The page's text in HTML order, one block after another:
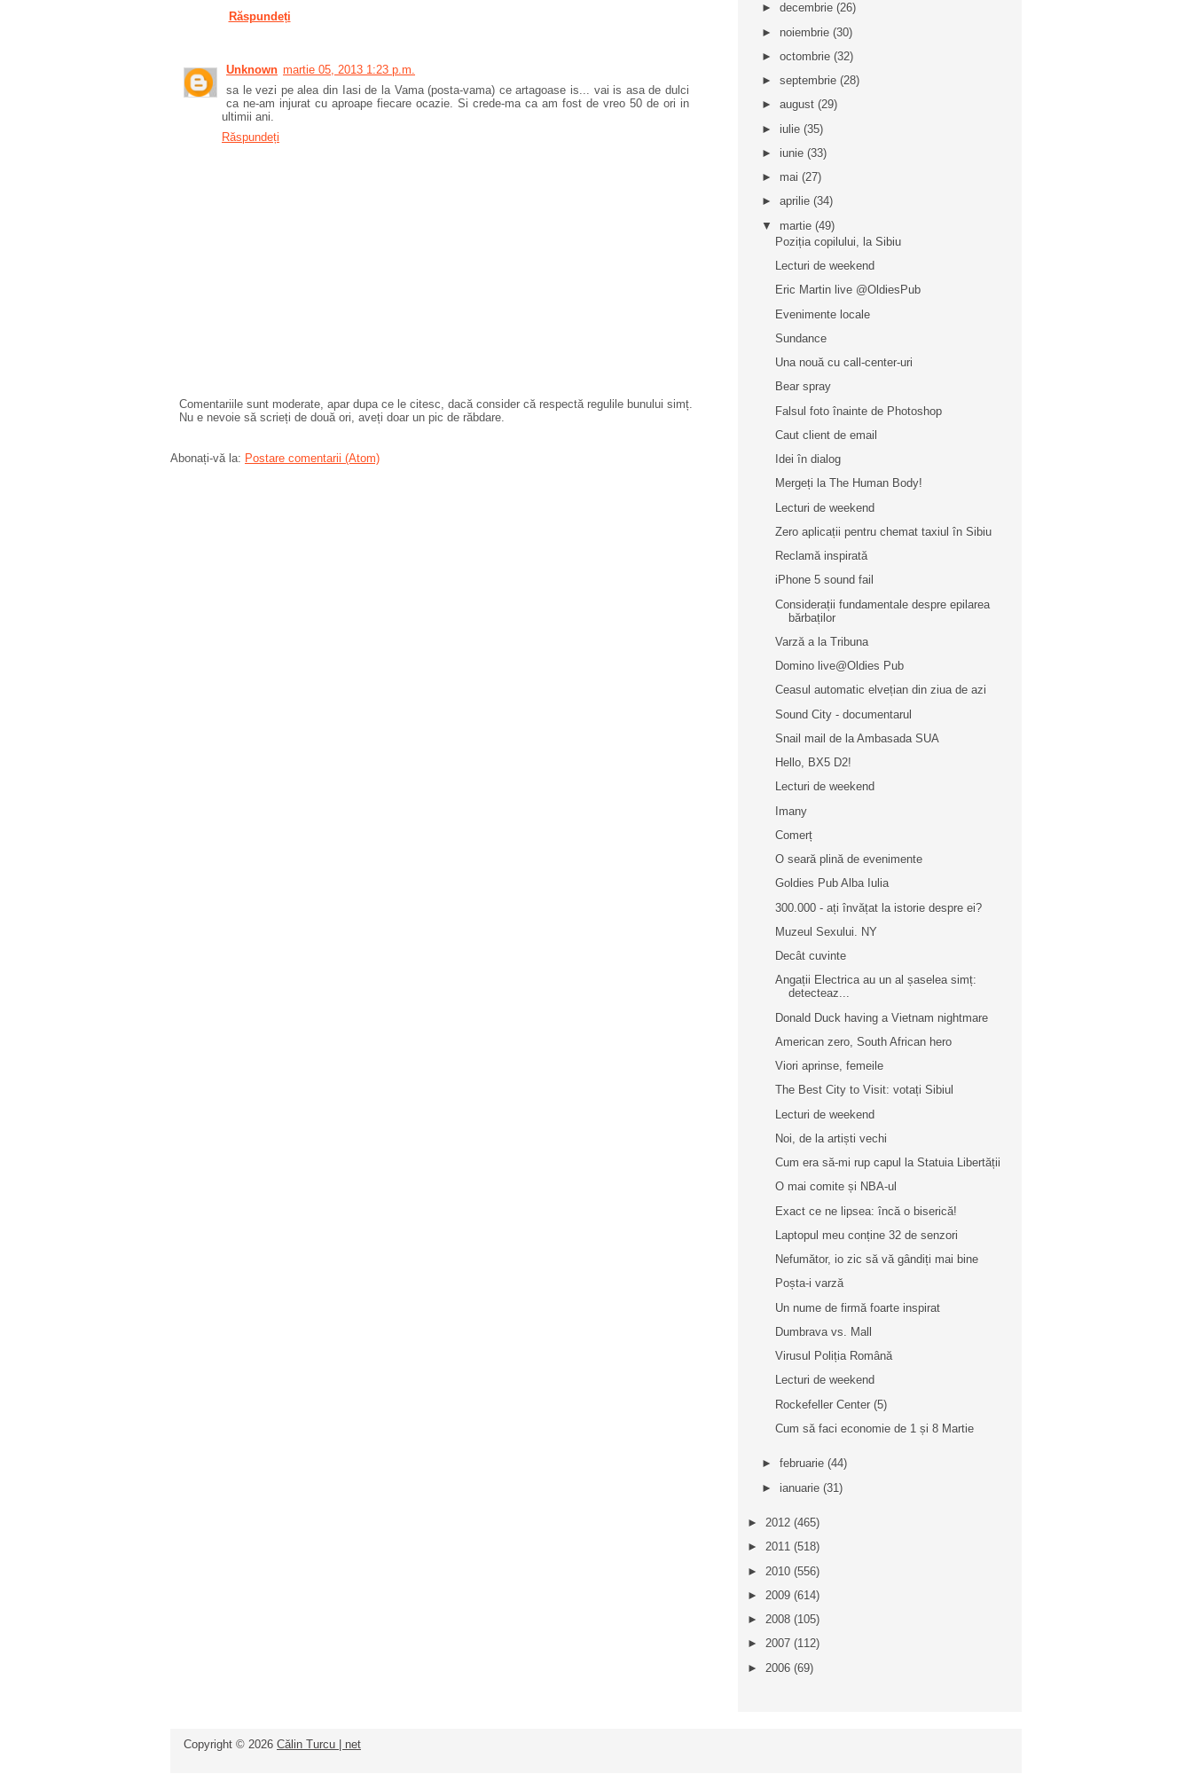
Răspundeți
Unknown martie 05, 2013 1:23 p.m.
sa le vezi pe alea din Iasi de la Vama (posta-vama) ce artagoase is... vai is asa de dulci
ca ne-am injurat cu aproape fiecare ocazie. Si crede-ma ca am fost de vreo 50 de ori in
ultimii ani.
Răspundeți
Comentariile sunt moderate, apar dupa ce le citesc, dacă consider că respectă regulile bunului simț.
Nu e nevoie să scrieți de două ori, aveți doar un pic de răbdare.
Abonați-vă la: Postare comentarii (Atom)
► decembrie (26)
► noiembrie (30)
► octombrie (32)
► septembrie (28)
► august (29)
► iulie (35)
► iunie (33)
► mai (27)
► aprilie (34)
▼ martie (49)
Poziția copilului, la Sibiu
Lecturi de weekend
Eric Martin live @OldiesPub
Evenimente locale
Sundance
Una nouă cu call-center-uri
Bear spray
Falsul foto înainte de Photoshop
Caut client de email
Idei în dialog
Mergeți la The Human Body!
Lecturi de weekend
Zero aplicații pentru chemat taxiul în Sibiu
Reclamă inspirată
iPhone 5 sound fail
Considerații fundamentale despre epilarea
bărbaților
Varză a la Tribuna
Domino live@Oldies Pub
Ceasul automatic elvețian din ziua de azi
Sound City - documentarul
Snail mail de la Ambasada SUA
Hello, BX5 D2!
Lecturi de weekend
Imany
Comerț
O seară plină de evenimente
Goldies Pub Alba Iulia
300.000 - ați învățat la istorie despre ei?
Muzeul Sexului. NY
Decât cuvinte
Angații Electrica au un al șaselea simț:
detecteaz...
Donald Duck having a Vietnam nightmare
American zero, South African hero
Viori aprinse, femeile
The Best City to Visit: votați Sibiul
Lecturi de weekend
Noi, de la artiști vechi
Cum era să-mi rup capul la Statuia Libertății
O mai comite și NBA-ul
Exact ce ne lipsea: încă o biserică!
Laptopul meu conține 32 de senzori
Nefumător, io zic să vă gândiți mai bine
Poșta-i varză
Un nume de firmă foarte inspirat
Dumbrava vs. Mall
Virusul Poliția Română
Lecturi de weekend
Rockefeller Center (5)
Cum să faci economie de 1 și 8 Martie
► februarie (44)
► ianuarie (31)
► 2012 (465)
► 2011 (518)
► 2010 (556)
► 2009 (614)
► 2008 (105)
► 2007 (112)
► 2006 (69)
Copyright © 2026 Călin Turcu | net